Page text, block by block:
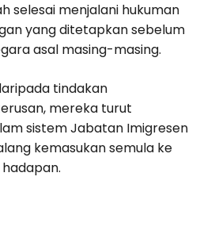
selesai menjalani hukuman
yang ditetapkan sebelum
asal masing-masing.
tindakan
mereka turut
sistem Jabatan Imigresen
kemasukan semula ke